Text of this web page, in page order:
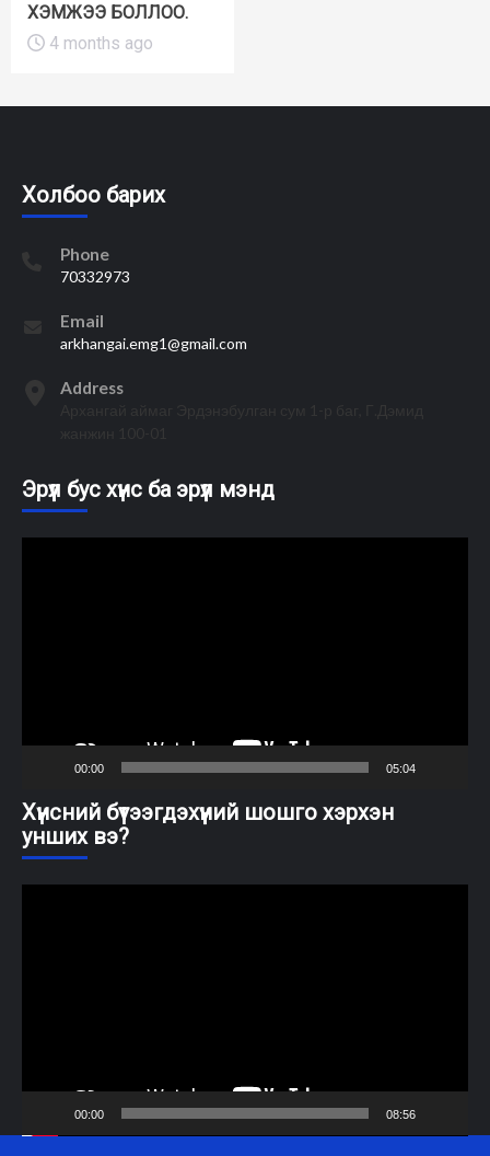
ХЭМЖЭЭ БОЛЛОО.
4 months ago
Холбоо барих
Phone
70332973
Email
arkhangai.emg1@gmail.com
Address
Эрүүл бус хүнс ба эрүүл мэнд
00:00 05:04
Хүнсний бүтээгдэхүүний шошго хэрхэн
унших вэ?
00:00 08:56